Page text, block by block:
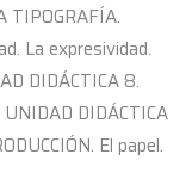
TIPOGRAFÍA.
La expresividad.
DIDÁCTICA 8.
DIDÁCTICA
El papel.